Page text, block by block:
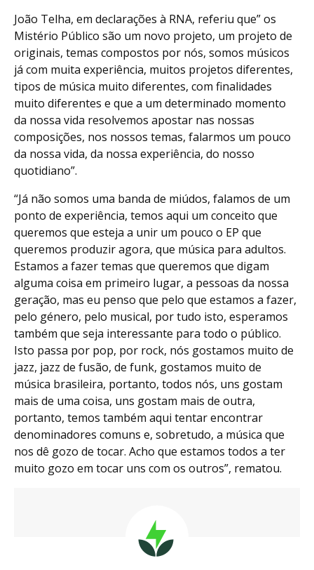
João Telha, em declarações à RNA, referiu que” os
Mistério Público são um novo projeto, um projeto de
originais, temas compostos por nós, somos músicos
já com muita experiência, muitos projetos diferentes,
tipos de música muito diferentes, com finalidades
muito diferentes e que a um determinado momento
da nossa vida resolvemos apostar nas nossas
composições, nos nossos temas, falarmos um pouco
da nossa vida, da nossa experiência, do nosso
quotidiano”.
“Já não somos uma banda de miúdos, falamos de um
ponto de experiência, temos aqui um conceito que
queremos que esteja a unir um pouco o EP que
queremos produzir agora, que música para adultos.
Estamos a fazer temas que queremos que digam
alguma coisa em primeiro lugar, a pessoas da nossa
geração, mas eu penso que pelo que estamos a fazer,
pelo género, pelo musical, por tudo isto, esperamos
também que seja interessante para todo o público.
Isto passa por pop, por rock, nós gostamos muito de
jazz, jazz de fusão, de funk, gostamos muito de
música brasileira, portanto, todos nós, uns gostam
mais de uma coisa, uns gostam mais de outra,
portanto, temos também aqui tentar encontrar
denominadores comuns e, sobretudo, a música que
nos dê gozo de tocar. Acho que estamos todos a ter
muito gozo em tocar uns com os outros”, rematou.